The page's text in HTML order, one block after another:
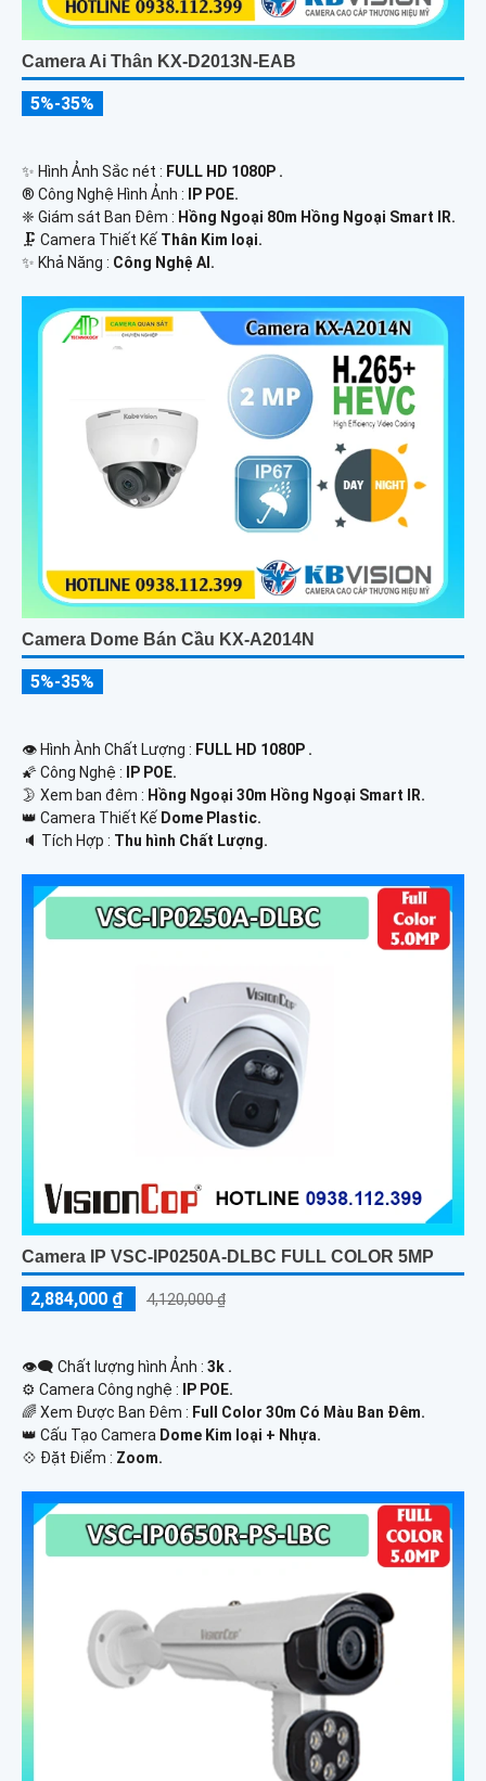
Camera Ai Thân KX-D2013N-EAB
5%-35%
✨ Hình Ảnh Sắc nét : FULL HD 1080P .
®️ Công Nghệ Hình Ảnh :
IP POE.
❈ Giám sát Ban Đêm : Hồng Ngoại 80m Hồng Ngoại Smart IR.
🗜️ Camera Thiết Kế Thân Kim loại.
️✨ Khả Năng : Công Nghệ AI.
Camera Dome Bán Cầu KX-A2014N
5%-35%
👁 Hình Ành Chất Lượng : FULL HD 1080P .
🌠 Công Nghệ : IP POE.
🌛 Xem ban đêm : Hồng Ngoại 30m Hồng Ngoại Smart IR.
👑 Camera Thiết Kế Dome Plastic.
️🔈 Tích Hợp : Thu hình Chất Lượng.
Camera IP VSC-IP0250A-DLBC FULL COLOR 5MP
2,884,000 ₫ 4,120,000 ₫
👁️‍🗨 Chất lượng hình Ảnh : 3k .
⚙ Camera Công nghệ :
IP POE.
🌈 Xem Được Ban Đêm : Full Color 30m Có Màu Ban Ðêm.
👑 Cấu Tạo Camera Dome Kim loại + Nhựa.
️💠 Đặt Điểm : Zoom.